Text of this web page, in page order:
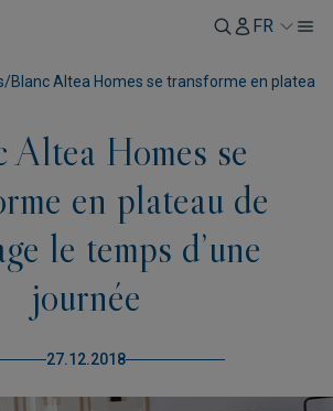
FR
/Blanc Altea Homes se transforme en plateau
Altea Homes se
en plateau de
le temps d’une
journée
27.12.2018